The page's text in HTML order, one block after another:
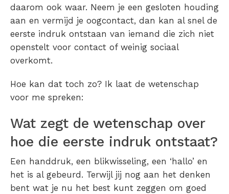
daarom ook waar. Neem je een gesloten houding
aan en vermijd je oogcontact, dan kan al snel de
eerste indruk ontstaan van iemand die zich niet
openstelt voor contact of weinig sociaal
overkomt.
Hoe kan dat toch zo? Ik laat de wetenschap
voor me spreken:
Wat zegt de wetenschap over
hoe die eerste indruk ontstaat?
Een handdruk, een blikwisseling, een ‘hallo’ en
het is al gebeurd. Terwijl jij nog aan het denken
bent wat je nu het best kunt zeggen om goed